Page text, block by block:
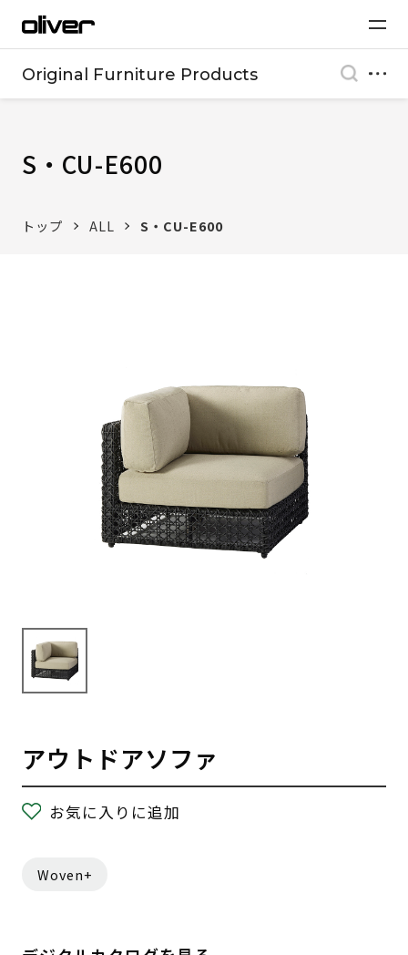
Original Furniture Products
S・CU-E600
トップ ALL S・CU-E600
アウトドアソファ
お気に入りに追加
Woven+